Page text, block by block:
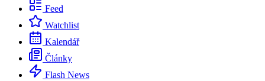
Feed
Watchlist
Kalendář
Články
Flash News